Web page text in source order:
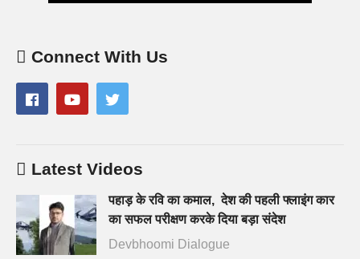
Connect With Us
Latest Videos
पहाड़ के रवि का कमाल, देश की पहली फ्लाइंग कार
का सफल परीक्षण करके दिया बड़ा संदेश
Devbhoomi Dialogue